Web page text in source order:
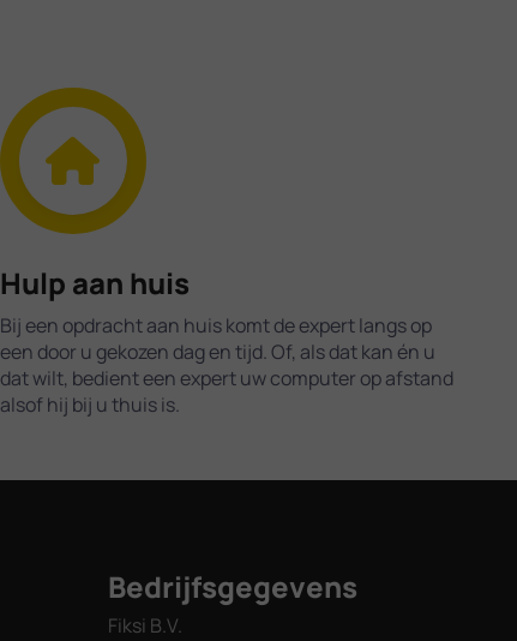
Hulp aan huis
Bij een opdracht aan huis komt de expert langs op
een door u gekozen dag en tijd. Of, als dat kan én u
dat wilt, bedient een expert uw computer op afstand
alsof hij bij u thuis is.
Bedrijfsgegevens
Fiksi B.V.